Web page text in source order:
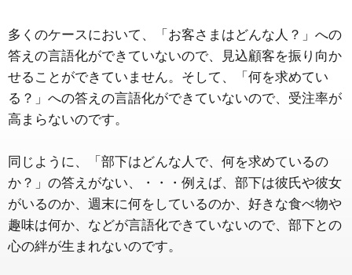
多くのケースにおいて、「お客さまはどんな人？」への
答えの言語化ができていないので、見込顧客を振り向か
せることができていません。そして、「何を求めてい
る？」への答えの言語化ができていないので、受注率が
高まらないのです。
同じように、「部下はどんな人で、何を求めているの
か？」の答えがない、・・・例えば、部下は彼氏や彼女
がいるのか、週末に何をしているのか、好きな食べ物や
趣味は何か、などが言語化できていないので、部下との
心の絆が生まれないのです。